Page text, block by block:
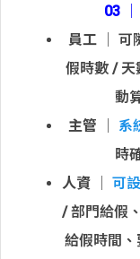
03 │
員工 │ 可
假時數 / 天
動
主管
系
時
人資
可
/ 部門給假
給假時間